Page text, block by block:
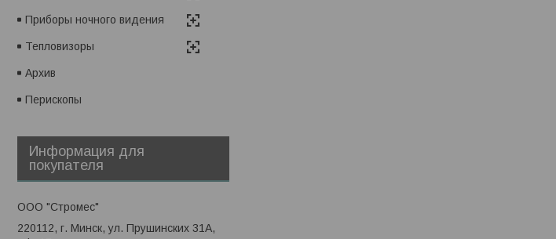
Приборы ночного видения
Тепловизоры
Архив
Перископы
Информация для
покупателя
ООО "Стромес"
220112, г. Минск, ул. Прушинских 31А,